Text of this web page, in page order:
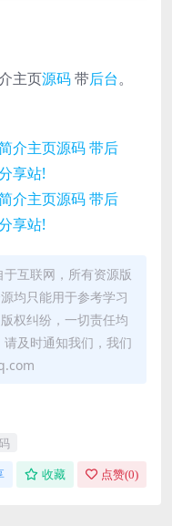
主页源码带后台。
互联网，所有资源版
均只能用于参考学习
权纠纷，一切责任均
及时通知我们，我们
收藏 点赞(0)